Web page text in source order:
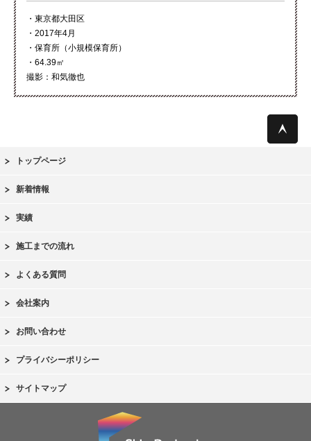
・東京都大田区
・2017年4月
・保育所（小規模保育所）
・64.39㎡
撮影：和気徹也
トップページ
新着情報
実績
施工までの流れ
よくある質問
会社案内
お問い合わせ
プライバシーポリシー
サイトマップ